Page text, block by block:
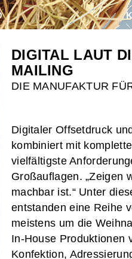
DIGITAL LAUT
MAILING
DIE MANUFAKTUR
Digitaler Offsetdruck
kombiniert mit
vielfältigste
Großauflagen. „Zeigen
machbar ist.“ Unter
entstanden eine Reihe
meistens um die
In-House Produktionen
Konfektion,